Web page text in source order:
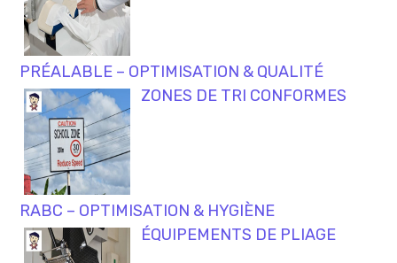
PRÉALABLE – OPTIMISATION & QUALITÉ
ZONES DE TRI CONFORMES
RABC – OPTIMISATION & HYGIÈNE
ÉQUIPEMENTS DE PLIAGE